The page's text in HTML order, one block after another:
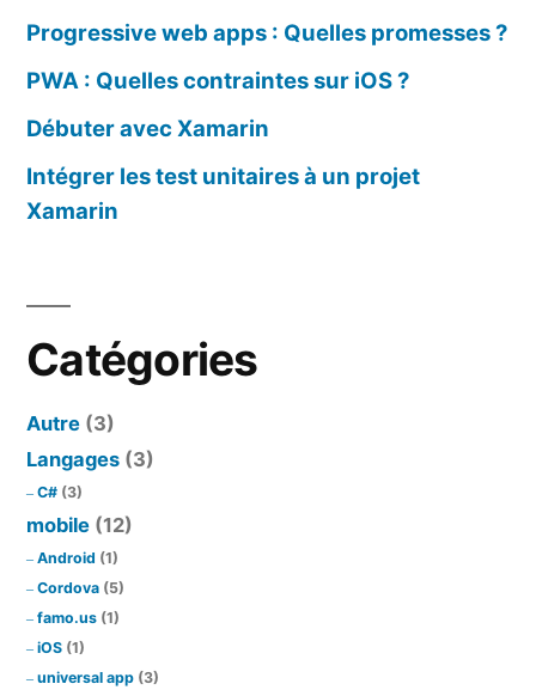
Progressive web apps : Quelles promesses ?
PWA : Quelles contraintes sur iOS ?
Débuter avec Xamarin
Intégrer les test unitaires à un projet
Xamarin
Catégories
Autre (3)
Langages (3)
C# (3)
mobile (12)
Android (1)
Cordova (5)
famo.us (1)
iOS (1)
universal app (3)